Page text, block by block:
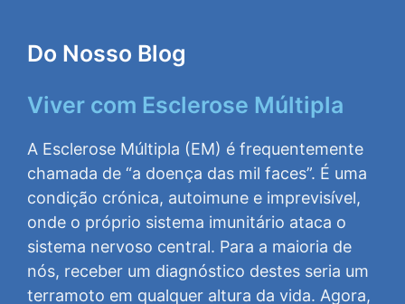
Do Nosso Blog
Viver com Esclerose Múltipla
A Esclerose Múltipla (EM) é frequentemente
chamada de “a doença das mil faces”. É uma
condição crónica, autoimune e imprevisível,
onde o próprio sistema imunitário ataca o
sistema nervoso central. Para a maioria de
nós, receber um diagnóstico destes seria um
terramoto em qualquer altura da vida. Agora,